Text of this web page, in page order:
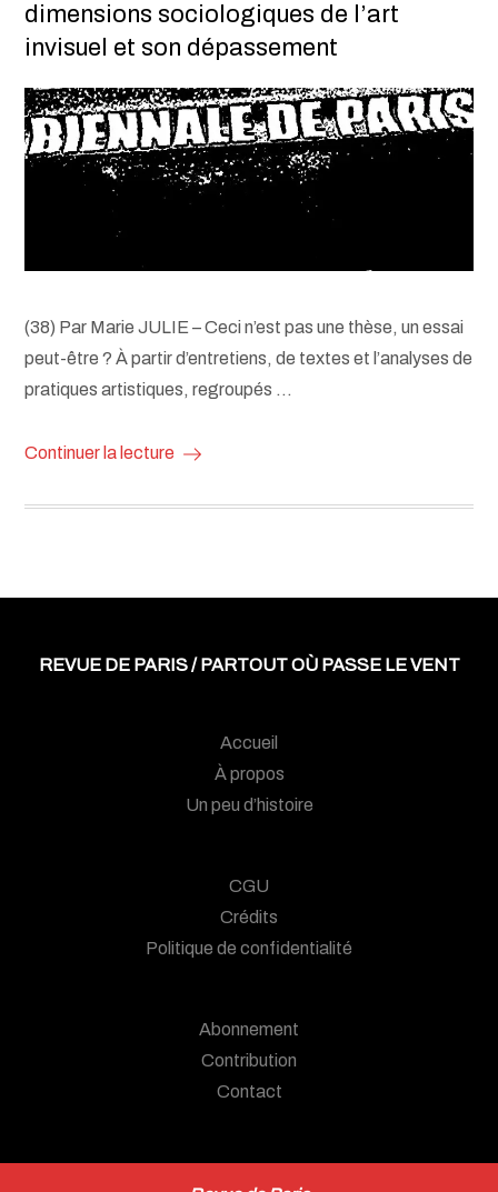
dimensions sociologiques de l’art
invisuel et son dépassement
(38) Par Marie JULIE – Ceci n’est pas une thèse, un essai
peut-être ? À partir d’entretiens, de textes et l’analyses de
pratiques artistiques, regroupés …
Continuer la lecture
REVUE DE PARIS / PARTOUT OÙ PASSE LE VENT
Accueil
À propos
Un peu d’histoire
CGU
Crédits
Politique de confidentialité
Abonnement
Contribution
Contact